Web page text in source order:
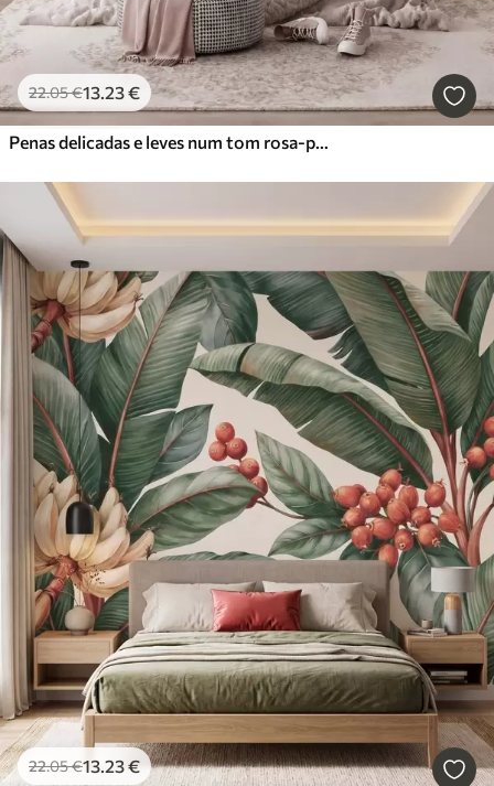
22.05€13.23€
Penas delicadas e leves num tom rosa-pêssego esbatido com brilho
22.05€13.23€